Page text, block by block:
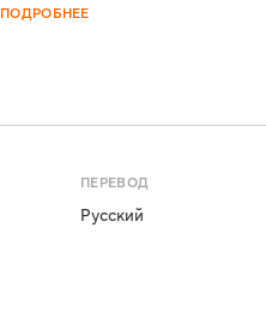
ПОДРОБНЕЕ
ПЕРЕВОД
Русский